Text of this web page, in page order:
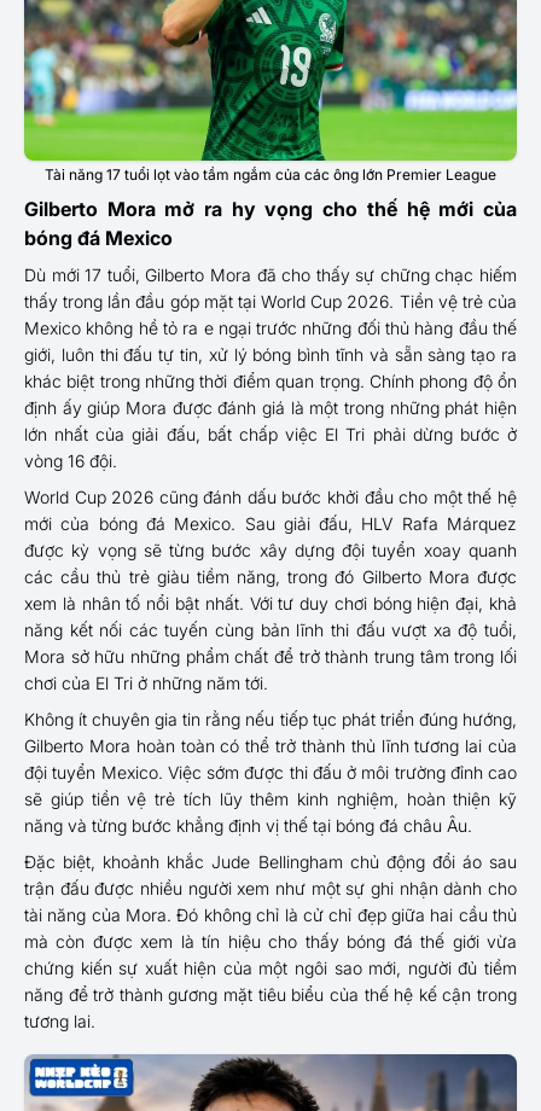
Tài năng 17 tuổi lọt vào tầm ngắm của các ông lớn Premier League
Gilberto Mora mở ra hy vọng cho thế hệ mới của
bóng đá Mexico
Dù mới 17 tuổi, Gilberto Mora đã cho thấy sự chững chạc hiếm
thấy trong lần đầu góp mặt tại World Cup 2026. Tiền vệ trẻ của
Mexico không hề tỏ ra e ngại trước những đối thủ hàng đầu thế
giới, luôn thi đấu tự tin, xử lý bóng bình tĩnh và sẵn sàng tạo ra
khác biệt trong những thời điểm quan trọng. Chính phong độ ổn
định ấy giúp Mora được đánh giá là một trong những phát hiện
lớn nhất của giải đấu, bất chấp việc El Tri phải dừng bước ở
vòng 16 đội.
World Cup 2026 cũng đánh dấu bước khởi đầu cho một thế hệ
mới của bóng đá Mexico. Sau giải đấu, HLV Rafa Márquez
được kỳ vọng sẽ từng bước xây dựng đội tuyển xoay quanh
các cầu thủ trẻ giàu tiềm năng, trong đó Gilberto Mora được
xem là nhân tố nổi bật nhất. Với tư duy chơi bóng hiện đại, khả
năng kết nối các tuyến cùng bản lĩnh thi đấu vượt xa độ tuổi,
Mora sở hữu những phẩm chất để trở thành trung tâm trong lối
chơi của El Tri ở những năm tới.
Không ít chuyên gia tin rằng nếu tiếp tục phát triển đúng hướng,
Gilberto Mora hoàn toàn có thể trở thành thủ lĩnh tương lai của
đội tuyển Mexico. Việc sớm được thi đấu ở môi trường đỉnh cao
sẽ giúp tiền vệ trẻ tích lũy thêm kinh nghiệm, hoàn thiện kỹ
năng và từng bước khẳng định vị thế tại bóng đá châu Âu.
Đặc biệt, khoảnh khắc Jude Bellingham chủ động đổi áo sau
trận đấu được nhiều người xem như một sự ghi nhận dành cho
tài năng của Mora. Đó không chỉ là cử chỉ đẹp giữa hai cầu thủ
mà còn được xem là tín hiệu cho thấy bóng đá thế giới vừa
chứng kiến sự xuất hiện của một ngôi sao mới, người đủ tiềm
năng để trở thành gương mặt tiêu biểu của thế hệ kế cận trong
tương lai.